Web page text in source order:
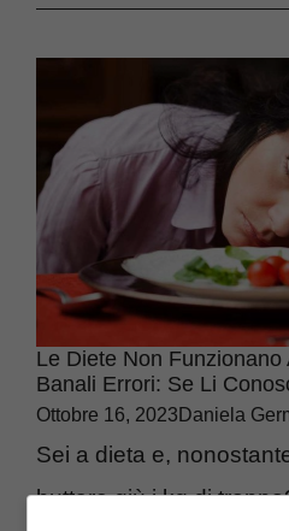
Le Diete Non Funzionano
Banali Errori: Se Li
Ottobre 16, 2023 Daniela
Sei a dieta e,
buttare giù i kg di